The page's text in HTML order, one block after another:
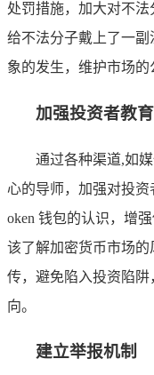
处罚措施，加大对不
给不法分子戴上了一
象的发生，维护市场的
加强投资者教育
通过各种渠道,如
心的导师，加强对投
oken 钱包的认识，增
该了解加密货币市场
传，避免陷入投资陷
向。
建立举报机制